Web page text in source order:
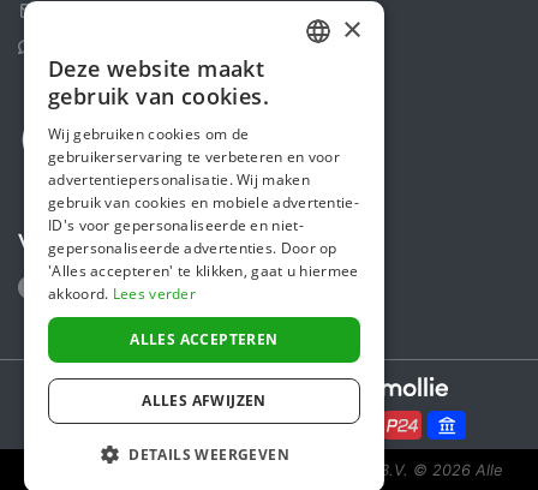
Volg ons
Secure payments powered by
Steunactie is een initiatief van Sponsor Europe B.V. © 2026 Alle
ENGLISH
×
Deze website maakt
gebruik van cookies.
Wij gebruiken cookies om de
gebruikerservaring te verbeteren en voor
advertentiepersonalisatie. Wij maken
gebruik van cookies en mobiele advertentie-
ID's voor gepersonaliseerde en niet-
gepersonaliseerde advertenties. Door op
'Alles accepteren' te klikken, gaat u hiermee
akkoord. Lees verder
ALLES ACCEPTEREN
ALLES AFWIJZEN
DETAILS WEERGEVEN